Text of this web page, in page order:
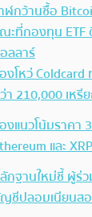
ฬกว้านซื้อ
ะที่กองทุน ETF
ลลาร์
งโหว่
า 210,000 เหรี
งแนวโน้มราคา
และ
กฐานใหม่ชี้ ผู้ร่
ชีปลอมเนียนสอ